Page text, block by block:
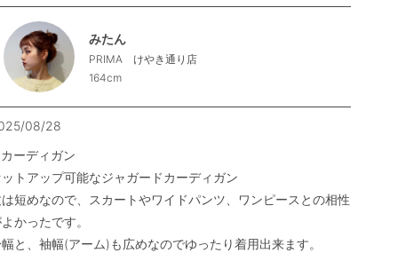
みたん
PRIMA けやき通り店
164cm
08/28
ーディガン
トアップ可能なジャガードカーディガン
短めなので、スカートやワイドパンツ、ワンピースとの相性
かったです。
と、袖幅(アーム)も広めなのでゆったり着用出来ます。